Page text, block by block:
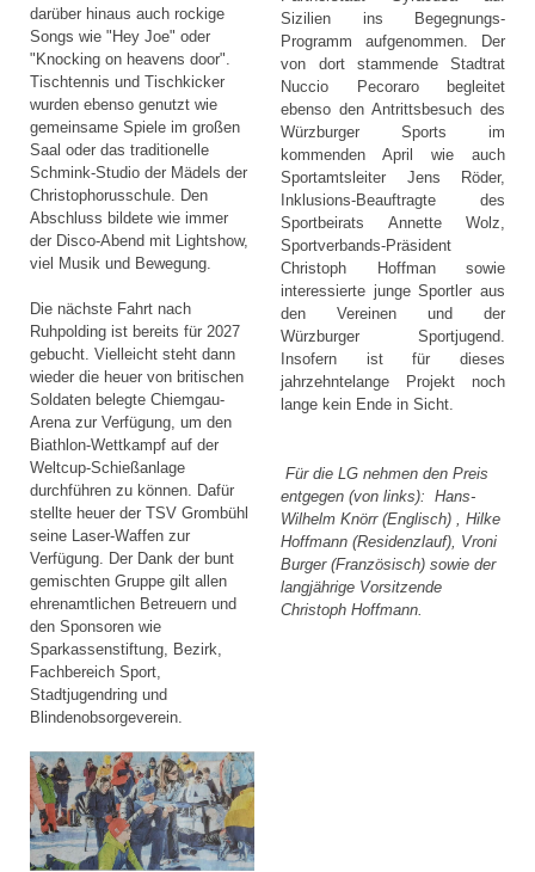
darüber hinaus auch rockige
Songs wie "Hey Joe" oder
"Knocking on heavens door".
Tischtennis und Tischkicker
wurden ebenso genutzt wie
gemeinsame Spiele im großen
Saal oder das traditionelle
Schmink-Studio der Mädels der
Christophorusschule. Den
Abschluss bildete wie immer
der Disco-Abend mit Lightshow,
viel Musik und Bewegung.
Die nächste Fahrt nach
Ruhpolding ist bereits für 2027
gebucht. Vielleicht steht dann
wieder die heuer von britischen
Soldaten belegte Chiemgau-
Arena zur Verfügung, um den
Biathlon-Wettkampf auf der
Weltcup-Schießanlage
durchführen zu können. Dafür
stellte heuer der TSV Grombühl
seine Laser-Waffen zur
Verfügung. Der Dank der bunt
gemischten Gruppe gilt allen
ehrenamtlichen Betreuern und
den Sponsoren wie
Sparkassenstiftung, Bezirk,
Fachbereich Sport,
Stadtjugendring und
Blindenobsorgeverein.
Sizilien ins Begegnungs-
Programm aufgenommen. Der
von dort stammende Stadtrat
Nuccio Pecoraro begleitet
ebenso den Antrittsbesuch des
Würzburger Sports im
kommenden April wie auch
Sportamtsleiter Jens Röder,
Inklusions-Beauftragte des
Sportbeirats Annette Wolz,
Sportverbands-Präsident
Christoph Hoffman sowie
interessierte junge Sportler aus
den Vereinen und der
Würzburger Sportjugend.
Insofern ist für dieses
jahrzehntelange Projekt noch
lange kein Ende in Sicht.
Für die LG nehmen den Preis
entgegen (von links): Hans-
Wilhelm Knörr (Englisch) , Hilke
Hoffmann (Residenzlauf), Vroni
Burger (Französisch) sowie der
langjährige Vorsitzende
Christoph Hoffmann.